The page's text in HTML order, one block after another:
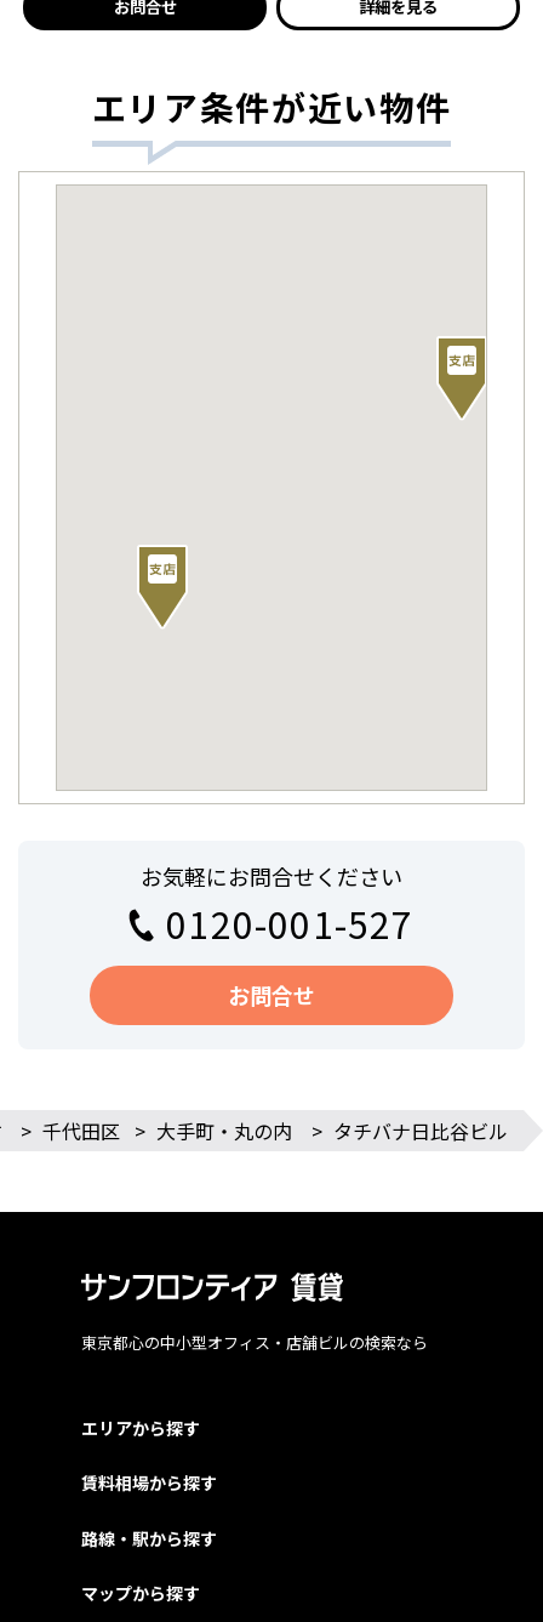
お問合せ 詳細を見る
エリア条件が近い物件
お気軽にお問合せください
0120-001-527
お問合せ
> 千代田区 > 大手町・丸の内 > タチバナ日比谷ビル
東京都心の中小型オフィス・店舗ビルの検索なら
エリアから探す
賃料相場から探す
路線・駅から探す
マップから探す